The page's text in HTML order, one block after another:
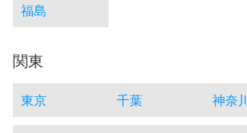
福島
関東
東京 千葉 神奈川